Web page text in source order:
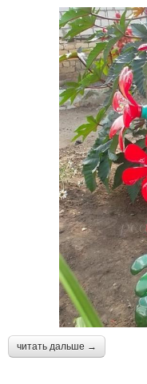
читать дальше →